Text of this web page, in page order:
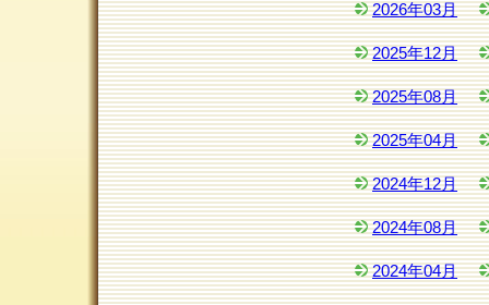
2026年03月
2025年12月
2025年08月
2025年04月
2024年12月
2024年08月
2024年04月